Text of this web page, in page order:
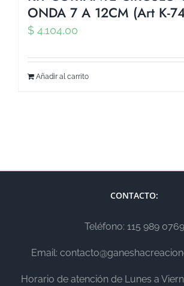
ONDA 7 A 12CM (Art K-
$ 4.104,00
Añadir al carrito
CONTACTO:
Teléfono: 115 989 0769
Email:
Horario de atención de Lunes a